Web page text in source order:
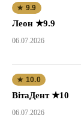
★ 9.9
Леон ★9.9
06.07.2026
★ 10.0
ВітаДент ★10
06.07.2026